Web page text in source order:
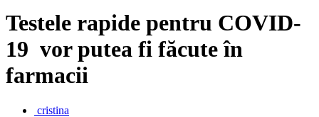
Testele rapide pentru COVID-
19 vor putea fi făcute în
farmacii
cristina